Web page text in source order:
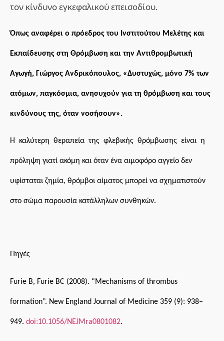
τον κίνδυνο εγκεφαλικού επεισοδίου.
Όπως αναφέρει ο πρόεδρος του Ινστιτούτου Μελέτης και
Εκπαίδευσης στη Θρόμβωση και την Αντιθρομβωτική
Αγωγή, Γιώργος Ανδρικόπουλος, «Δυστυχώς, μόνο 7% των
ατόμων, παγκόσμια, ανησυχούν για τη θρόμβωση και τους
κινδύνους της, όταν νοσήσουν».
Η καλύτερη θεραπεία της φλεβικής θρόμβωσης είναι η
πρόληψη γιατί ακόμη και όταν ένα αιμοφόρο αγγείο δεν
υφίσταται ζημία, θρόμβοι αίματος μπορεί να σχηματιστούν
στο σώμα παρουσία κατάλληλων συνθηκών.
Πηγές
Furie B, Furie BC (2008). “Mechanisms of thrombus
formation”. New England Journal of Medicine 359 (9): 938–
949. doi:10.1056/NEJMra0801082.